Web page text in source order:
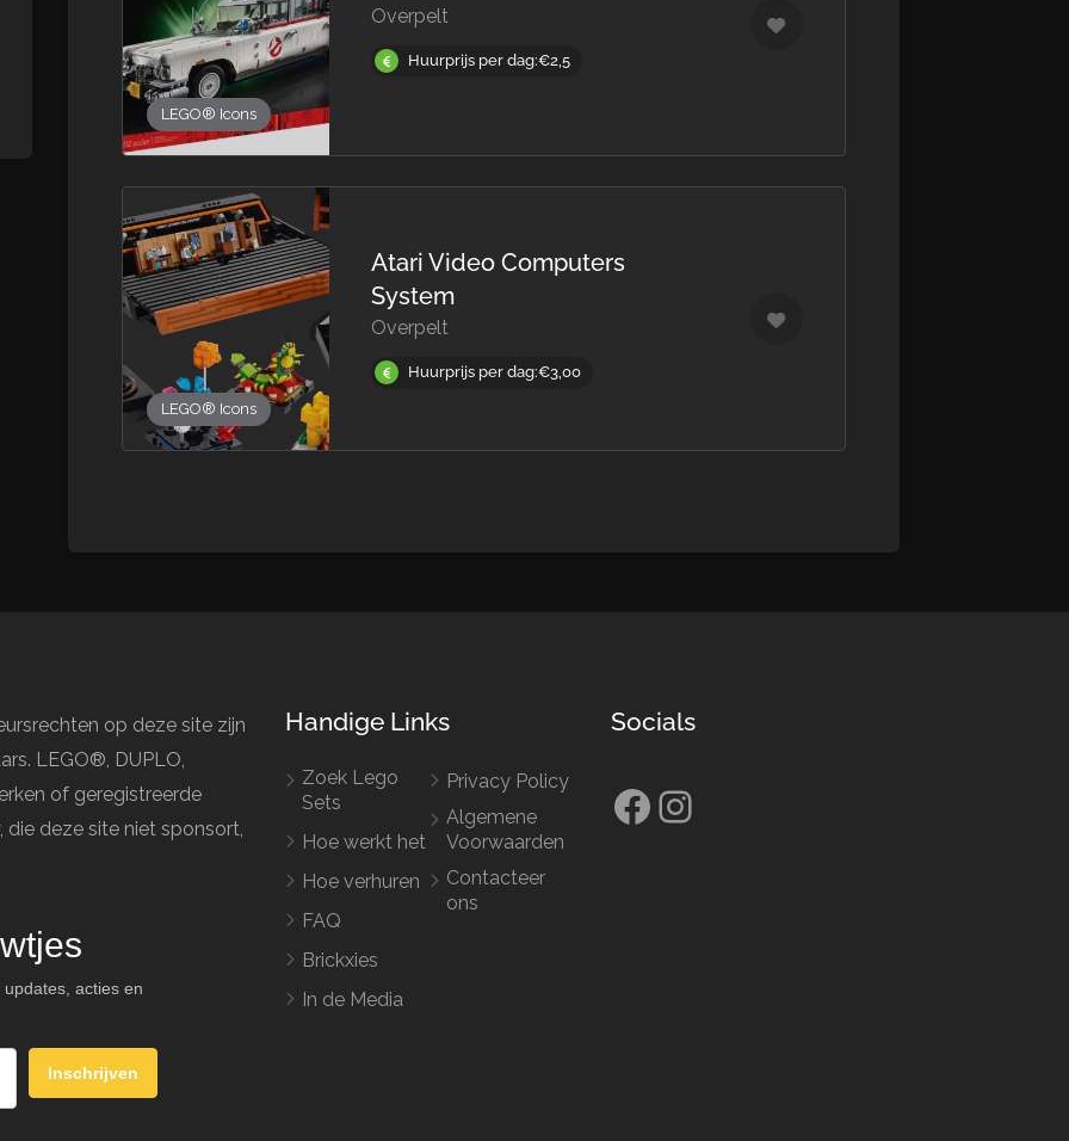
LEGO® Icons
Overpelt
Huurprijs per dag:€2,5
LEGO® Icons
Atari Video Computers
System
Overpelt
Huurprijs per dag:€3,00
op deze site zijn
LEGO®, DUPLO,
of geregistreerde
deze site niet sponsort,
acties en
Inschrijven
Handige Links
Zoek Lego
Sets
Hoe werkt het
Hoe verhuren
FAQ
Brickxies
In de Media
Privacy Policy
Algemene
Voorwaarden
Contacteer
ons
Socials
Facebook
Instagram